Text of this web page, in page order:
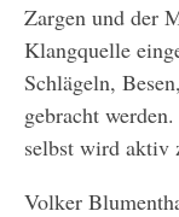
Zargen und der
Klangquelle
Schlägeln,
gebracht
selbst wird aktiv
Volker